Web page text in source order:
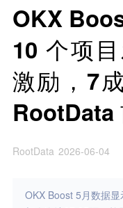
OKX
10 个项
激励，7
RootData
RootData 2026-06-04
OKX Boost 5月数据